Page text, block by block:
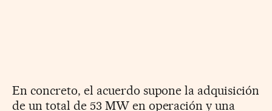
En concreto, el acuerdo supone la adquisición
de un total de 53 MW en operación y una